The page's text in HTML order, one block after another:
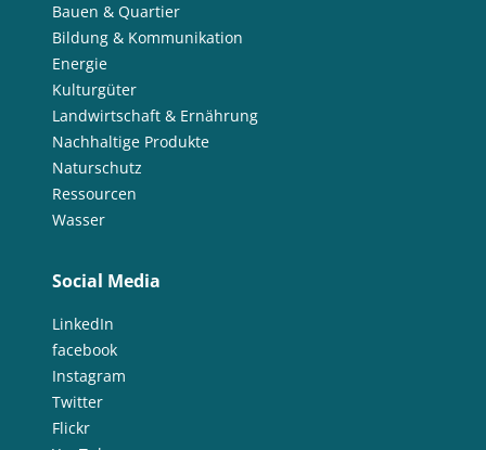
Bauen & Quartier
Bildung & Kommunikation
Energie
Kulturgüter
Landwirtschaft & Ernährung
Nachhaltige Produkte
Naturschutz
Ressourcen
Wasser
Social Media
LinkedIn
facebook
Instagram
Twitter
Flickr